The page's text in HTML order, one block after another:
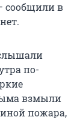
сообщили в
по-
взмыли
пожара,